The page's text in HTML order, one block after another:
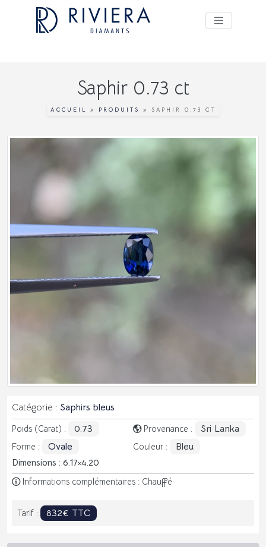
Saphir 0.73 ct
ACCUEIL » PRODUITS » SAPHIR 0.73 CT
Catégorie : Saphirs bleus
Poids (Carat) : 0.73 Provenance : Sri Lanka
Forme : Ovale Couleur : Bleu
Dimensions : 6.17 4.20
Informations complémentaires : Chauffé
Tarif : 832€ TTC